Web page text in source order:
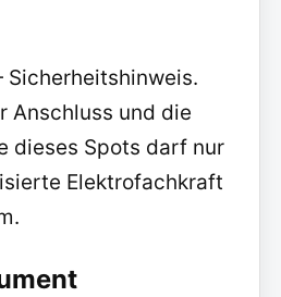
Anschluss und die
dieses Spots darf nur
Elektrofachkraft